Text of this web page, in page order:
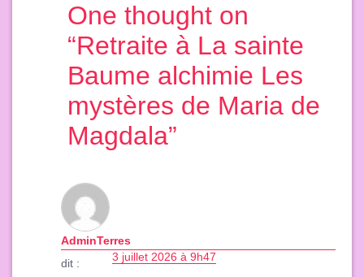
One thought on
“Retraite à La sainte
Baume alchimie Les
mystères de Maria de
Magdala”
AdminTerres
dit :
3 juillet 2026 à 9h47